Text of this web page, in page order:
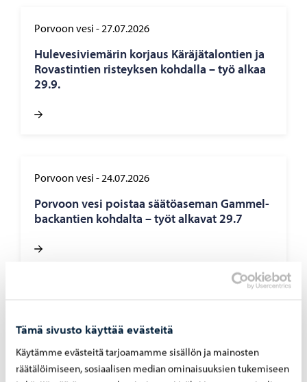
Tämä sivusto käyttää evästeitä
Käytämme evästeitä tarjoamamme sisällön ja mainosten
räätälöimiseen, sosiaalisen median ominaisuuksien tukemiseen
Porvoon vesi -27.07.2026
Hu­le­ve­si­vie­mä­rin kor­jaus Kä­rä­jä­ta­lon­tien ja
Ro­vas­tin­tien ris­teyk­sen koh­dal­la – työ alkaa
29.9.
Porvoon vesi -24.07.2026
Por­voon vesi pois­taa sää­tö­ase­man Gam­mel­
bac­kan­tien koh­dal­ta – työt al­ka­vat 29.7
Rank­ka­sa­teet ovat ai­heut­ta­neet yli­vuo­to­ja
pump­paa­moil­la 4. – 5.7.2026